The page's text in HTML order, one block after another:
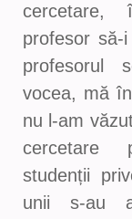
cercetare,
profesor să-
profesorul
vocea, mă
nu l-am
cercetare
studenții
unii s-au